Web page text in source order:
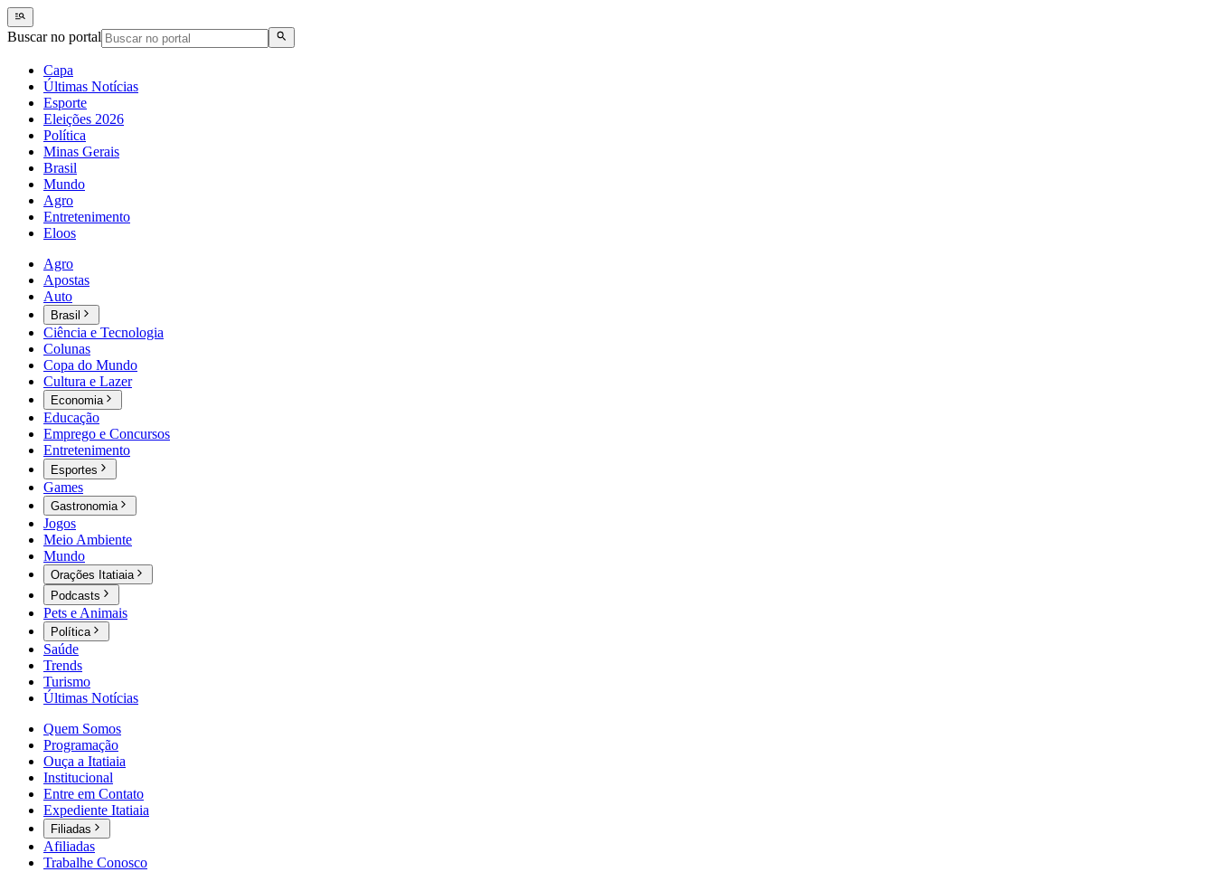
Buscar no portal
Capa
Últimas Notícias
Esporte
Eleições 2026
Política
Minas Gerais
Brasil
Mundo
Agro
Entretenimento
Eloos
Agro
Apostas
Auto
Brasil
Ciência e Tecnologia
Colunas
Copa do Mundo
Cultura e Lazer
Economia
Educação
Emprego e Concursos
Entretenimento
Esportes
Games
Gastronomia
Jogos
Meio Ambiente
Mundo
Orações Itatiaia
Podcasts
Pets e Animais
Política
Saúde
Trends
Turismo
Últimas Notícias
Quem Somos
Programação
Ouça a Itatiaia
Institucional
Entre em Contato
Expediente Itatiaia
Filiadas
Afiliadas
Trabalhe Conosco